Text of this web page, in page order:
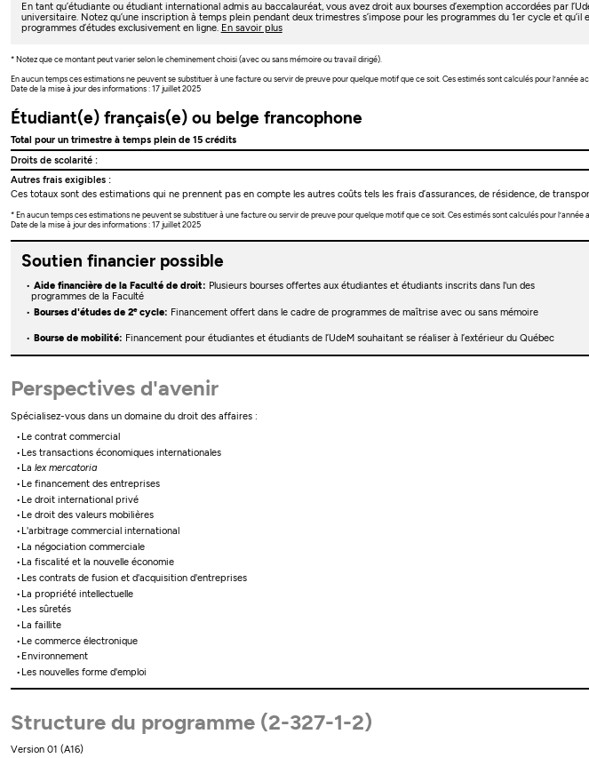
En tant qu’étudiante ou étudiant international admis au baccalauréat, vous avez droit aux bourses d’exemption accordées par
universitaire. Notez qu’une inscription à temps plein pendant deux trimestres s’impose pour les programmes du 1er cycle et qu’il
programmes d’études exclusivement en ligne. En savoir plus
* Notez que ce montant peut varier selon le cheminement choisi (avec ou sans mémoire ou travail dirigé).
En aucun temps ces estimations ne peuvent se substituer à une facture ou servir de preuve pour quelque motif que ce soit. Ces estimés sont calculés pour l’année
Date de la mise à jour des informations : 17 juillet 2025
Étudiant(e) français(e) ou belge francophone
Total pour un trimestre à temps plein de 15 crédits
Droits de scolarité :
Autres frais exigibles :
Ces totaux sont des estimations qui ne prennent pas en compte les autres coûts tels les frais d’assurances, de résidence, de
* En aucun temps ces estimations ne peuvent se substituer à une facture ou servir de preuve pour quelque motif que ce soit. Ces estimés sont calculés pour
Date de la mise à jour des informations : 17 juillet 2025
Soutien financier possible
Aide financière de la Faculté de droit: Plusieurs bourses offertes aux étudiantes et étudiants inscrits dans l'un des
programmes de la Faculté
Bourses d'études de 2ecycle: Financement offert dans le cadre de programmes de maîtrise avec ou sans mémoire
Bourse de mobilité: Financement pour étudiantes et étudiants de l’UdeM souhaitant se réaliser à l’extérieur du Québec
Perspectives d'avenir
Spécialisez-vous dans un domaine du droit des affaires :
Le contrat commercial
Les transactions économiques internationales
La lex mercatoria
Le financement des entreprises
Le droit international privé
Le droit des valeurs mobilières
L'arbitrage commercial international
La négociation commerciale
La fiscalité et la nouvelle économie
Les contrats de fusion et d'acquisition d'entreprises
La propriété intellectuelle
Les sûretés
La faillite
Le commerce électronique
Environnement
Les nouvelles forme d'emploi
Structure du programme (2-327-1-2)
Version 01 (A16)